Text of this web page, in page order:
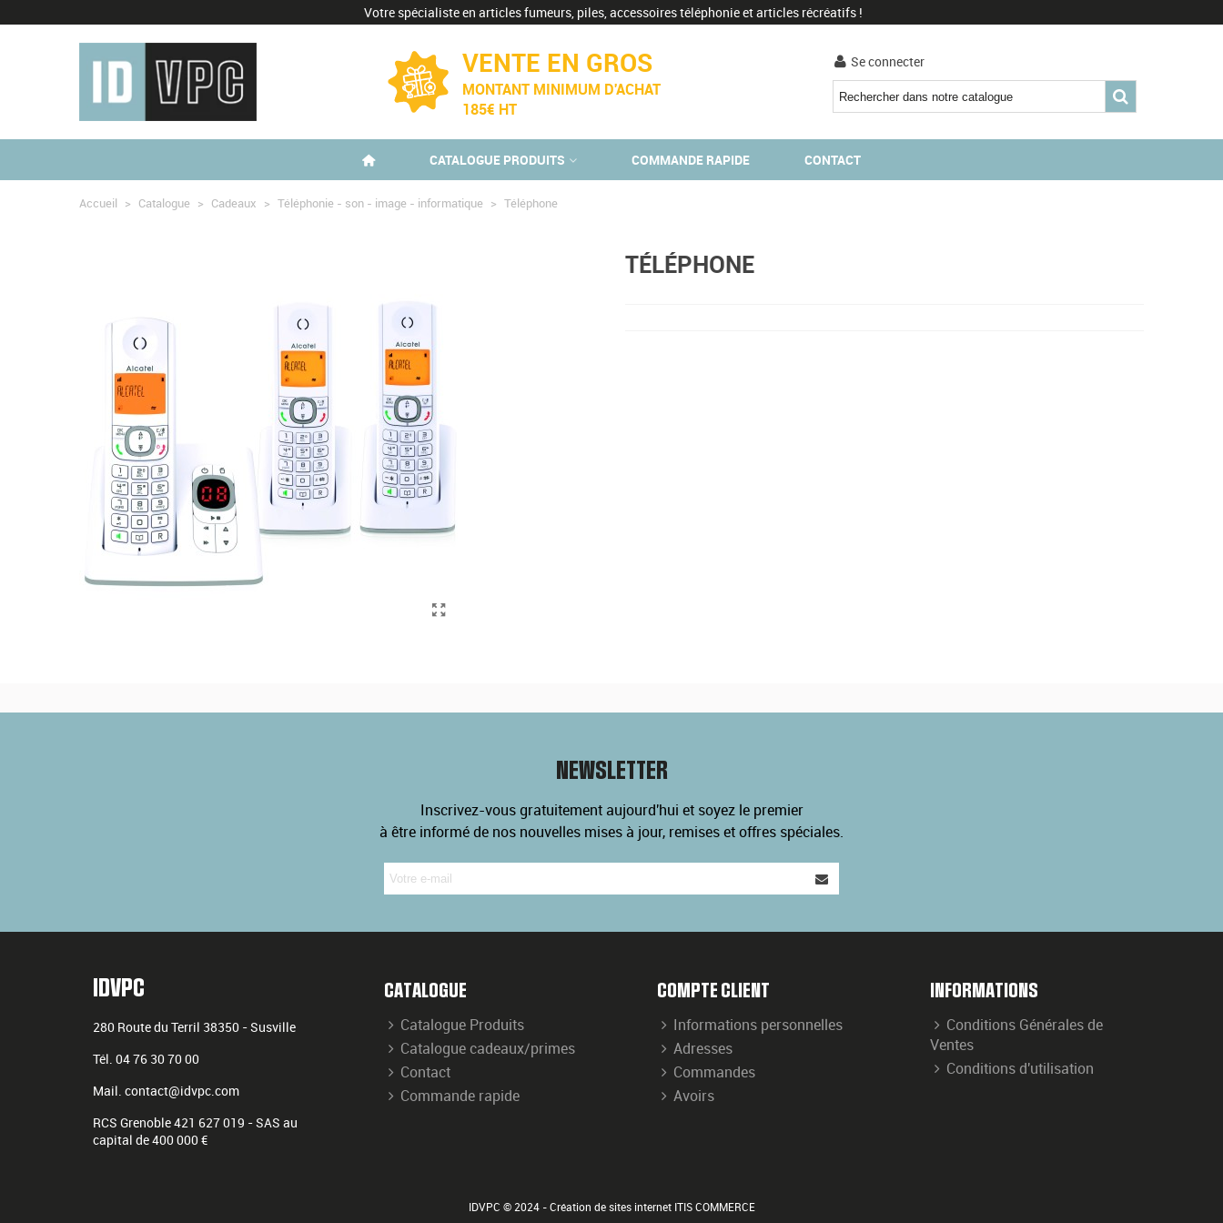
Votre spécialiste en articles fumeurs, piles, accessoires téléphonie et articles récréatifs !
VENTE EN GROS
MONTANT MINIMUM D'ACHAT
185€ HT
Se connecter
CATALOGUE PRODUITS COMMANDE RAPIDE CONTACT
Accueil > Catalogue > Cadeaux > Téléphonie - son - image - informatique > Téléphone
TÉLÉPHONE
NEWSLETTER
Inscrivez-vous gratuitement aujourd'hui et soyez le premier
à être informé de nos nouvelles mises à jour, remises et offres spéciales.
IDVPC
280 Route du Terril 38350 -Susville
Tél. 04 76 30 70 00
Mail. contact@idvpc.com
RCS Grenoble 421 627 019 - SAS au
capital de 400 000 €
CATALOGUE
Catalogue Produits
Catalogue cadeaux/primes
Contact
Commande rapide
COMPTE CLIENT
Informations personnelles
Adresses
Commandes
Avoirs
INFORMATIONS
Conditions Générales de
Ventes
Conditions d'utilisation
IDVPC © 2024 - Création de sites internet ITIS COMMERCE